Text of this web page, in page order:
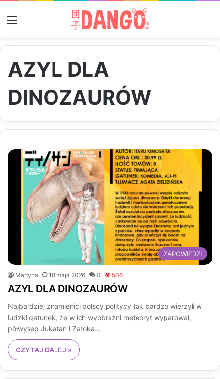
AZYL DLA
DINOZAURÓW
ZAPOWIEDZI
Martyna 18 maja 2026 0 506
AZYL DLA DINOZAURÓW
Najbardziej znamienici polscy politycy tak bardzo wierzyli w
ludzki gatunek, że w ich wyobraźni meteoryt wyparował,
półwysep Jukatan i Zatoka…
CZYTAJ DALEJ »